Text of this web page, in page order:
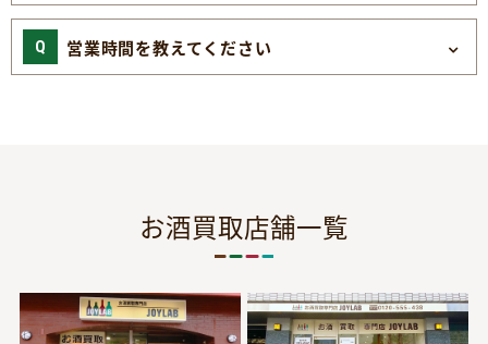
営業時間を教えてください
お酒買取店舗一覧